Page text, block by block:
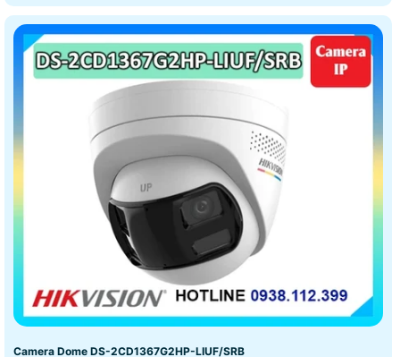
Camera Dome DS-2CD1367G2HP-LIUF/SRB